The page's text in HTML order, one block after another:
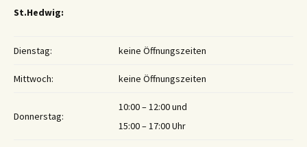
St.Hedwig:
Dienstag: keine Öffnungszeiten
Mittwoch: keine Öffnungszeiten
Donnerstag:
10:00 – 12:00 und
15:00 – 17:00 Uhr